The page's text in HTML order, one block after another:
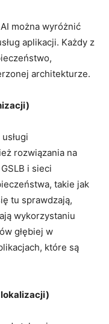
można wyróżnić
aplikacji. Każdy z
architekturze.
rozwiązania na
i sieci
takie jak
tu sprawdzają,
wykorzystaniu
głębiej w
które są
lokalizacji)